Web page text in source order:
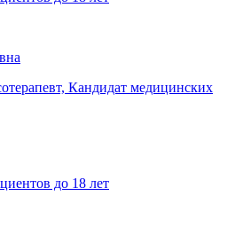
Кандидат медицинских
до 18 лет